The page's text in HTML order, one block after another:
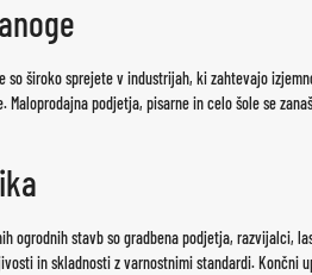
so široko sprejete v industrijah, ki zahtevajo
Maloprodajna podjetja, pisarne in celo šole se
ogrodnih stavb so gradbena podjetja,
in skladnosti z varnostnimi standardi.